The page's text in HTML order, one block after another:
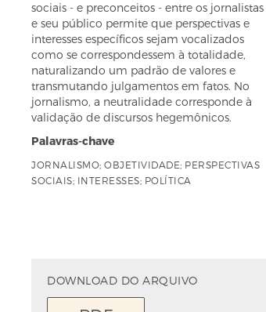
sociais - e preconceitos - entre os jornalistas
e seu público permite que perspectivas e
interesses específicos sejam vocalizados
como se correspondessem à totalidade,
naturalizando um padrão de valores e
transmutando julgamentos em fatos. No
jornalismo, a neutralidade corresponde à
validação de discursos hegemônicos.
Palavras-chave
JORNALISMO; OBJETIVIDADE; PERSPECTIVAS
SOCIAIS; INTERESSES; POLÍTICA
DOWNLOAD DO ARQUIVO